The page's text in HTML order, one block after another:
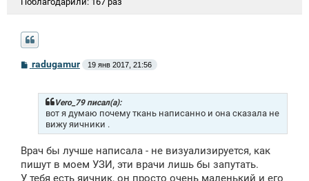
Сradugamur 19 янв 2017, 21:56
Vero_79 писал(а):
вот я думаю почему ткань написанно и она сказала не
вижу яичники .
Врач бы лучше написала - не визуализируется, как
пишут в моем УЗИ, эти врачи лишь бы запутать.
У тебя есть яичник, он просто очень маленький и его